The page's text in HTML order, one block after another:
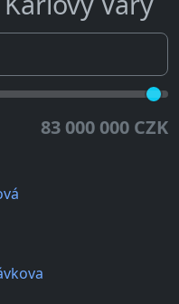
83 000 000 CZK